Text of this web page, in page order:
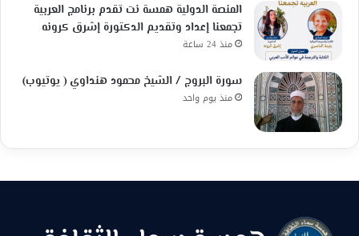
المنصة الدولية همسة نت تقدم برنامج العربية
تجمعنا إعداد وتقديم الدكتورة إشرق كرونه
منذ 24 ساعة
سورة البروج / الشيخ محمود هنداوي ( يوتيوب)
منذ يوم واحد